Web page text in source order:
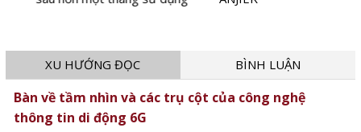
XU HƯỚNG ĐỌC BÌNH LUẬN
Bàn về tầm nhìn và các trụ cột của công nghệ
thông tin di động 6G